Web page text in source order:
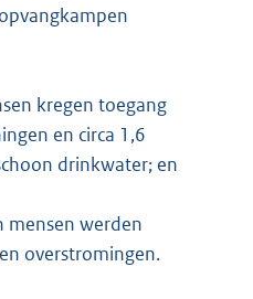
kregen toegang
en circa 1,6
drinkwater; en
mensen werden
overstromingen.